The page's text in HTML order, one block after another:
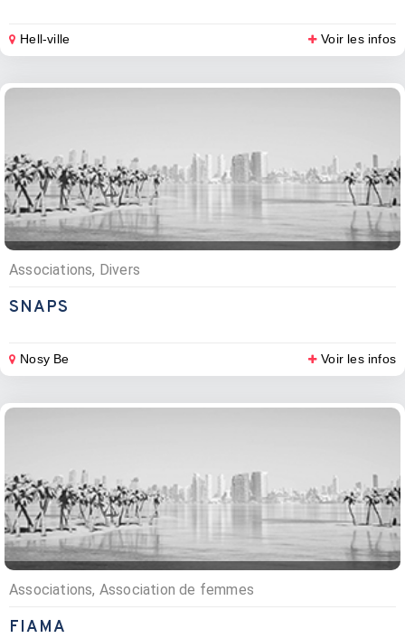
Hell-ville Voir les infos
Associations, Divers
SNAPS
Nosy Be Voir les infos
Associations, Association de femmes
FIAMA